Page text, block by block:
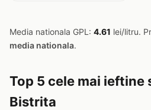
Media nationala GPL: 4.61 lei/litru.
media nationala.
Top 5 cele mai ieftine
Bistrita